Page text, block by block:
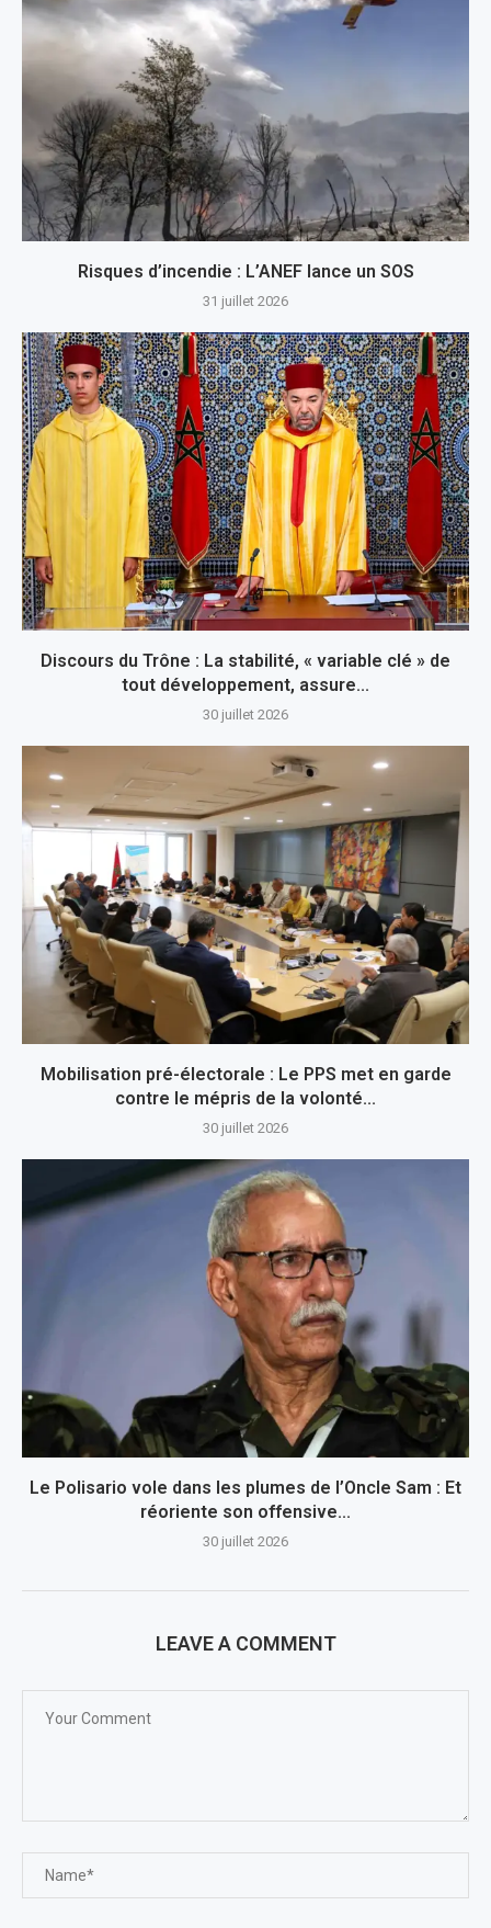
Risques d’incendie : L’ANEF lance un SOS
31 juillet 2026
Discours du Trône : La stabilité, « variable clé » de
tout développement, assure...
30 juillet 2026
Mobilisation pré-électorale : Le PPS met en garde
contre le mépris de la volonté...
30 juillet 2026
Le Polisario vole dans les plumes de l’Oncle Sam : Et
réoriente son offensive...
30 juillet 2026
LEAVE A COMMENT